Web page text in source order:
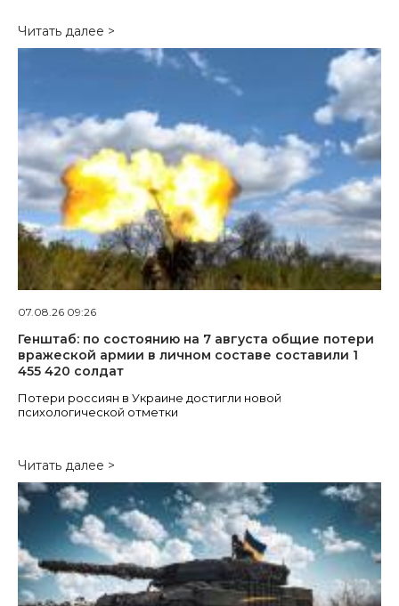
Читать далее >
07.08.26 09:26
Генштаб: по состоянию на 7 августа общие потери
вражеской армии в личном составе составили 1
455 420 солдат
Потери россиян в Украине достигли новой
психологической отметки
Читать далее >